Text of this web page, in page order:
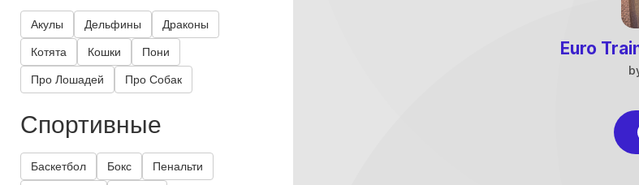
Акулы Дельфины Драконы
Котята Кошки Пони
Про Лошадей Про Собак
Спортивные
Баскетбол Бокс Пенальти